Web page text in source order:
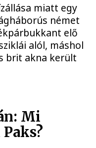
miatt egy
német
elő
alól, máshol
brit akna került
Mi